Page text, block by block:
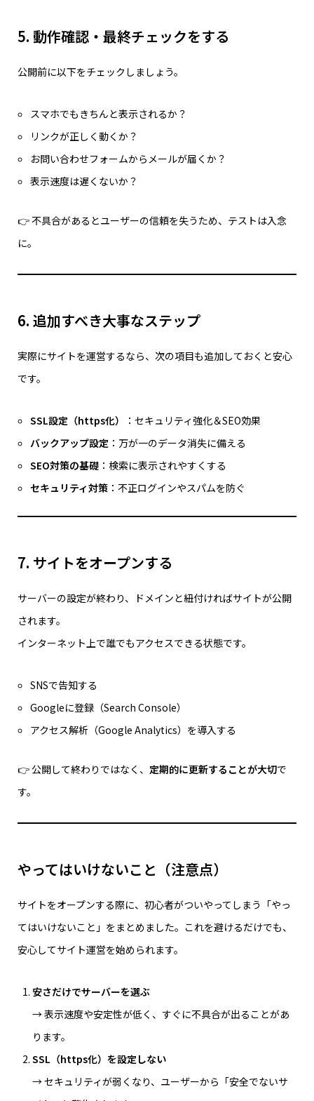
5. 動作確認・最終チェックをする
公開前に以下をチェックしましょう。
スマホでもきちんと表示されるか？
リンクが正しく動くか？
お問い合わせフォームからメールが届くか？
表示速度は遅くないか？
👉 不具合があるとユーザーの信頼を失うため、テストは入念
に。
6. 追加すべき大事なステップ
実際にサイトを運営するなら、次の項目も追加しておくと安心
です。
SSL設定（https化）
：セキュリティ強化＆SEO効果
バックアップ設定 ：万が一のデータ消失に備える
SEO対策の基礎 ：検索に表示されやすくする
セキュリティ対策 ：不正ログインやスパムを防ぐ
7. サイトをオープンする
サーバーの設定が終わり、ドメインと紐付ければサイトが公開
されます。
インターネット上で誰でもアクセスできる状態です。
SNSで告知する
Googleに登録（Search Console）
アクセス解析（Google Analytics）を導入する
👉 公開して終わりではなく、 定期的に更新することが大切で
す。
やってはいけないこと（注意点）
サイトをオープンする際に、初心者がついやってしまう「やっ
てはいけないこと」をまとめました。これを避けるだけでも、
安心してサイト運営を始められます。
安さだけでサーバーを選ぶ
→ 表示速度や安定性が低く、すぐに不具合が出ることがあ
ります。
SSL（https化）を設定しない
→ セキュリティが弱くなり、ユーザーから「安全でないサ